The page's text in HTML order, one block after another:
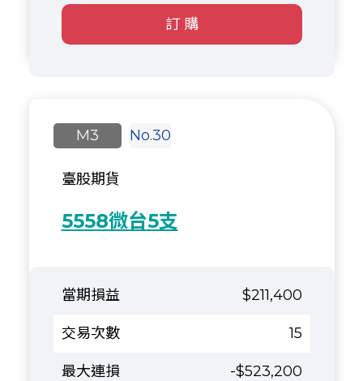
訂 購
No.30
5558微台5支
臺股期貨
M3
$211,400
15
-$523,200